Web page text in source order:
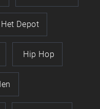
Het Depot
Hip Hop